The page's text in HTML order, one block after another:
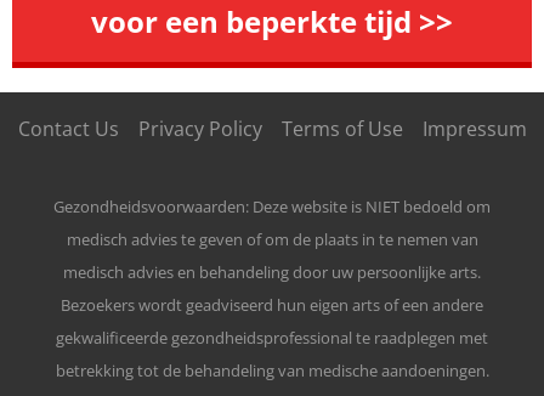
voor een beperkte tijd >>
Contact Us Privacy Policy Terms of Use Impressum
Gezondheidsvoorwaarden: Deze website is NIET bedoeld om
medisch advies te geven of om de plaats in te nemen van
medisch advies en behandeling door uw persoonlijke arts.
Bezoekers wordt geadviseerd hun eigen arts of een andere
gekwalificeerde gezondheidsprofessional te raadplegen met
betrekking tot de behandeling van medische aandoeningen.